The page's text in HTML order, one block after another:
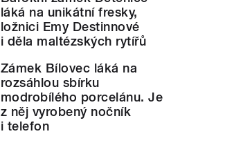
láká na unikátní fresky,
ložnici Emy Destinnové
i děla maltézských rytířů
Zámek Bílovec láká na
rozsáhlou sbírku
modrobílého porcelánu. Je
z něj vyrobený nočník
i telefon